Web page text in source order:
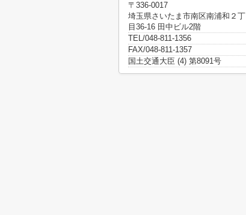
〒336-0017
埼玉県さいたま市南区南浦和２丁
目36-16 田中ビル2階
TEL/048-811-1356
FAX/048-811-1357
国土交通大臣 (4) 第8091号